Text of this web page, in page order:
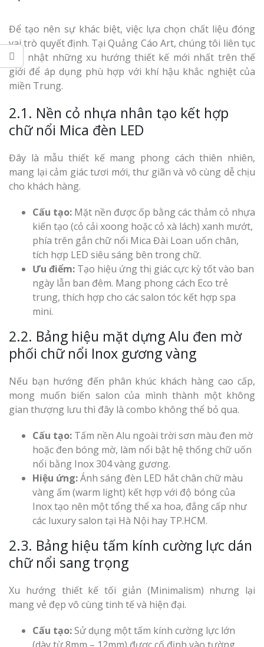
Để tạo nên sự khác biệt, việc lựa chọn chất liệu đóng
vai trò quyết định. Tại Quảng Cáo Art, chúng tôi liên tục
cập nhật những xu hướng thiết kế mới nhất trên thế
giới để áp dụng phù hợp với khí hậu khắc nghiệt của
miền Trung.
2.1. Nền cỏ nhựa nhân tạo kết hợp
chữ nổi Mica đèn LED
Đây là mẫu thiết kế mang phong cách thiên nhiên,
mang lại cảm giác tươi mới, thư giãn và vô cùng dễ chịu
cho khách hàng.
Cấu tạo: Mặt nền được ốp bằng các thảm cỏ nhựa
kiến tạo (cỏ cải xoong hoặc cỏ xà lách) xanh mướt,
phía trên gắn chữ nổi Mica Đài Loan uốn chân,
tích hợp LED siêu sáng bên trong chữ.
Ưu điểm: Tạo hiệu ứng thị giác cực kỳ tốt vào ban
ngày lẫn ban đêm. Mang phong cách Eco trẻ
trung, thích hợp cho các salon tóc kết hợp spa
mini.
2.2. Bảng hiệu mặt dựng Alu đen mờ
phối chữ nổi Inox gương vàng
Nếu bạn hướng đến phân khúc khách hàng cao cấp,
mong muốn biến salon của mình thành một không
gian thượng lưu thì đây là combo không thể bỏ qua.
Cấu tạo: Tấm nền Alu ngoài trời sơn màu đen mờ
hoặc đen bóng mờ, làm nổi bật hệ thống chữ uốn
nổi bằng Inox 304 vàng gương.
Hiệu ứng:Ánh sáng đèn LED hắt chân chữ màu
vàng ấm (warm light) kết hợp với độ bóng của
Inox tạo nên một tổng thể xa hoa, đẳng cấp như
các luxury salon tại Hà Nội hay TP.HCM.
2.3. Bảng hiệu tấm kính cường lực dán
chữ nổi sang trọng
Xu hướng thiết kế tối giản (Minimalism) nhưng lại
mang vẻ đẹp vô cùng tinh tế và hiện đại.
Cấu tạo:Sử dụng một tấm kính cường lực lớn